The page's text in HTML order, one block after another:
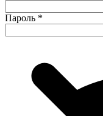
Пароль *